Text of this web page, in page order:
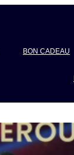
BON CADEAU